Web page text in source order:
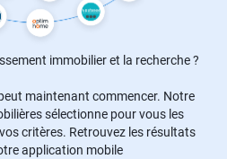
immobilier et la recherche ?
maintenant commencer. Notre
sélectionne pour vous les
critères. Retrouvez les résultats
application mobile